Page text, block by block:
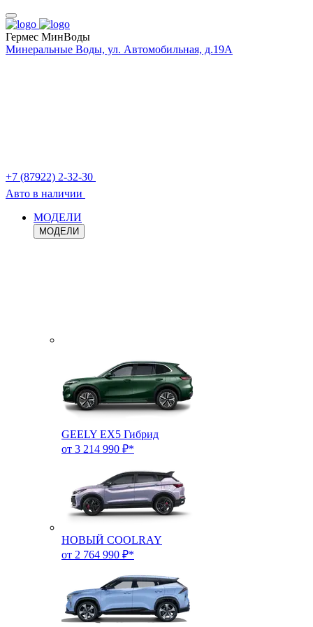
Гермес МинВоды
Минеральные Воды, ул. Автомобильная, д.19А
+7 (87922) 2-32-30
Авто в наличии
МОДЕЛИ
МОДЕЛИ
GEELY EX5 Гибрид
от 3 214 990 ₽*
НОВЫЙ COOLRAY
от 2 764 990 ₽*